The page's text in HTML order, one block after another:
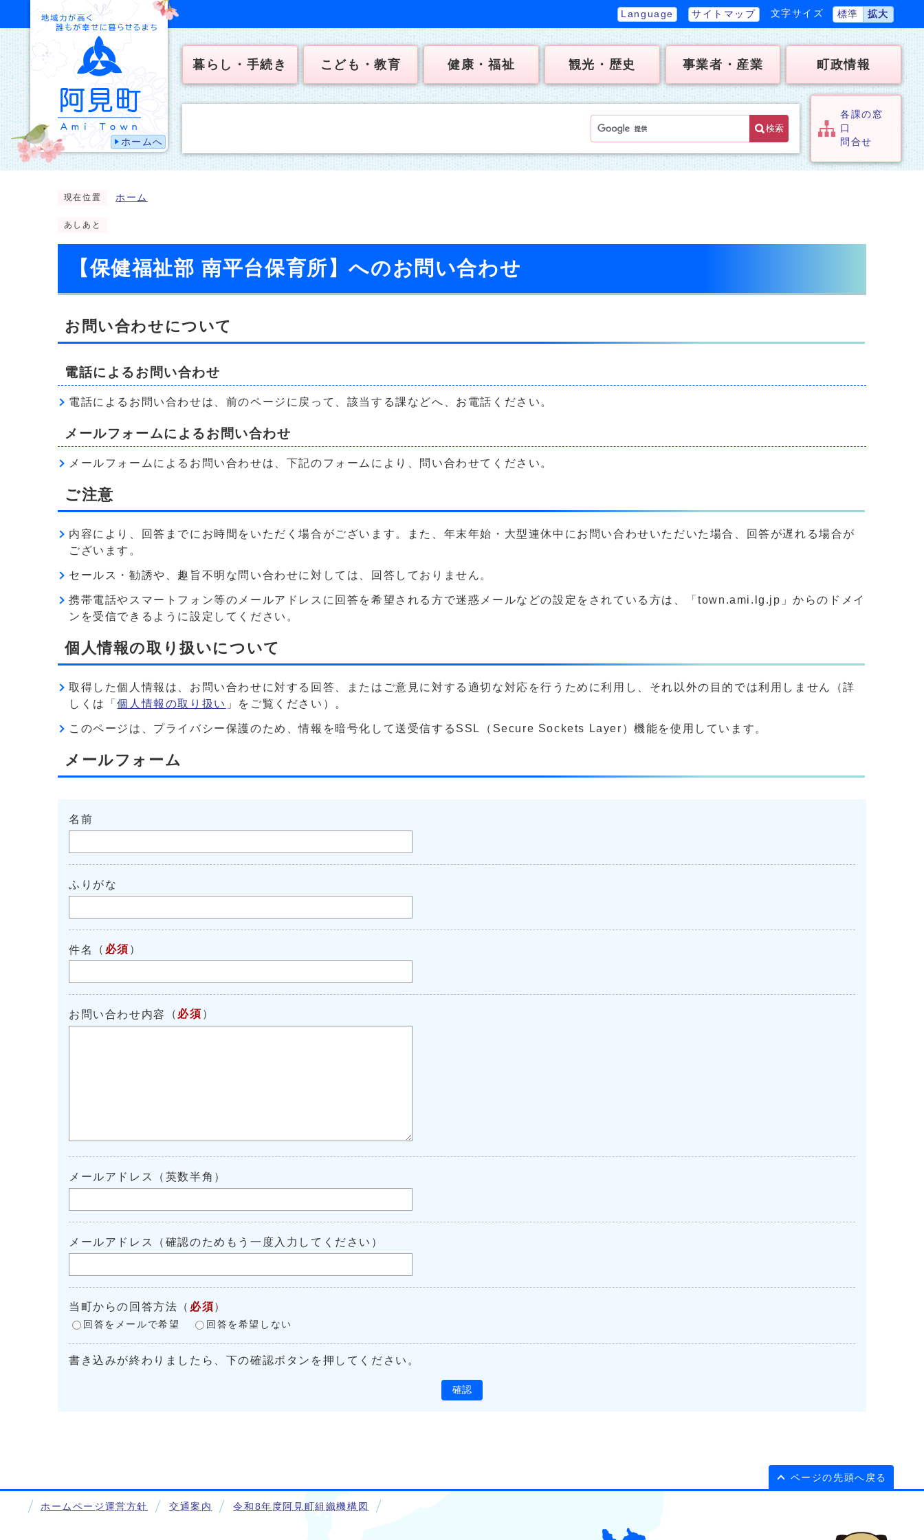
ホームへ
Language サイトマップ 文字サイズ 標準 拡大
暮らし・手続き こども・教育 健康・福祉 観光・歴史 事業者・産業 町政情報
検索
各課の窓
口
問合せ
現在位置 ホーム
あしあと
【保健福祉部 南平台保育所】へのお問い合わせ
お問い合わせについて
電話によるお問い合わせ
電話によるお問い合わせは、前のページに戻って、該当する課などへ、お電話ください。
メールフォームによるお問い合わせ
メールフォームによるお問い合わせは、下記のフォームにより、問い合わせてください。
ご注意
内容により、回答までにお時間をいただく場合がございます。また、年末年始・大型連休中にお問い合わせいただいた場合、回答が遅れる場合が
ございます。
セールス・勧誘や、趣旨不明な問い合わせに対しては、回答しておりません。
携帯電話やスマートフォン等のメールアドレスに回答を希望される方で迷惑メールなどの設定をされている方は、「town.ami.lg.jp」からのドメイ
ンを受信できるように設定してください。
個人情報の取り扱いについて
取得した個人情報は、お問い合わせに対する回答、またはご意見に対する適切な対応を行うために利用し、それ以外の目的では利用しません（詳
しくは「個人情報の取り扱い 」をご覧ください）。
このページは、プライバシー保護のため、情報を暗号化して送受信するSSL（Secure Sockets Layer）機能を使用しています。
メールフォーム
名前
ふりがな
件名 （ 必須 ）
お問い合わせ内容 （ 必須 ）
メールアドレス（英数半角）
メールアドレス（確認のためもう一度入力してください）
当町からの回答方法 （ 必須）
回答をメールで希望 回答を希望しない
書き込みが終わりましたら、下の確認ボタンを押してください。
確認
ページの先頭へ戻る
ホームページ運営方針 交通案内 令和8年度阿見町組織機構図